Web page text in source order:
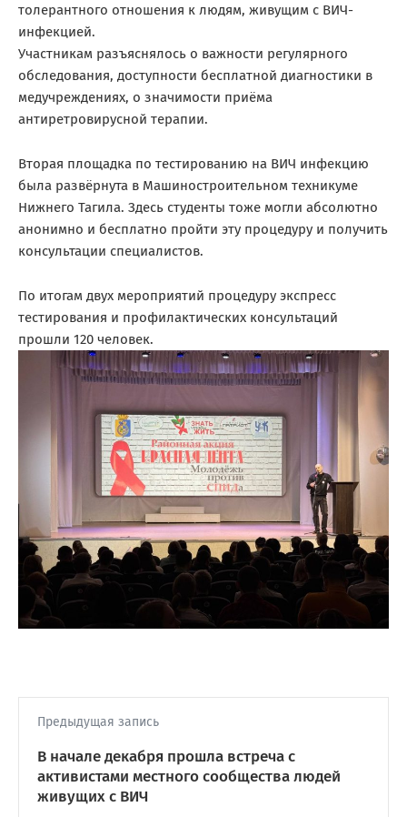
толерантного отношения к людям, живущим с ВИЧ-
инфекцией.
Участникам разъяснялось о важности регулярного
обследования, доступности бесплатной диагностики в
медучреждениях, о значимости приёма
антиретровирусной терапии.
Вторая площадка по тестированию на ВИЧ инфекцию
была развёрнута в Машиностроительном техникуме
Нижнего Тагила. Здесь студенты тоже могли абсолютно
анонимно и бесплатно пройти эту процедуру и получить
консультации специалистов.
По итогам двух мероприятий процедуру экспресс
тестирования и профилактических консультаций
прошли 120 человек.
Предыдущая запись
В начале декабря прошла встреча с
активистами местного сообщества людей
живущих с ВИЧ